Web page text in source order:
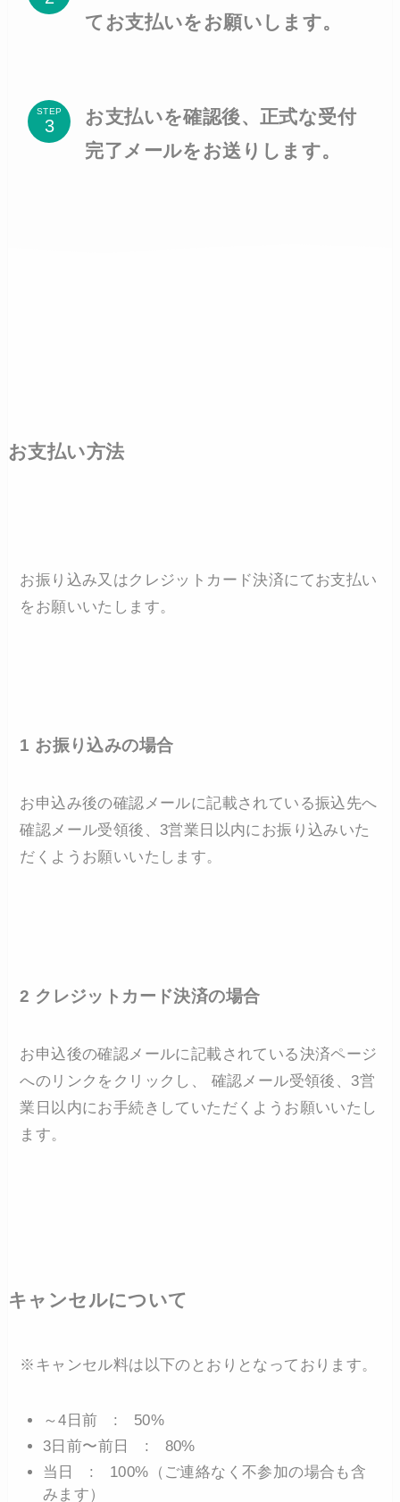
てお支払いをお願いします。
STEP
お支払いを確認後、正式な受付
完了メールをお送りします。
お支払い方法
お振り込み又はクレジットカード決済にてお支払い
をお願いいたします。
1 お振り込みの場合
お申込み後の確認メールに記載されている振込先へ
確認メール受領後、3営業日以内にお振り込みいた
だくようお願いいたします。
2 クレジットカード決済の場合
お申込後の確認メールに記載されている決済ページ
へのリンクをクリックし、 確認メール受領後、3営
業日以内にお手続きしていただくようお願いいたし
ます。
キャンセルについて
※キャンセル料は以下のとおりとなっております。
～4日前 : 50%
3日前〜前日 : 80%
当日 : 100%（ご連絡なく不参加の場合も含
みます）